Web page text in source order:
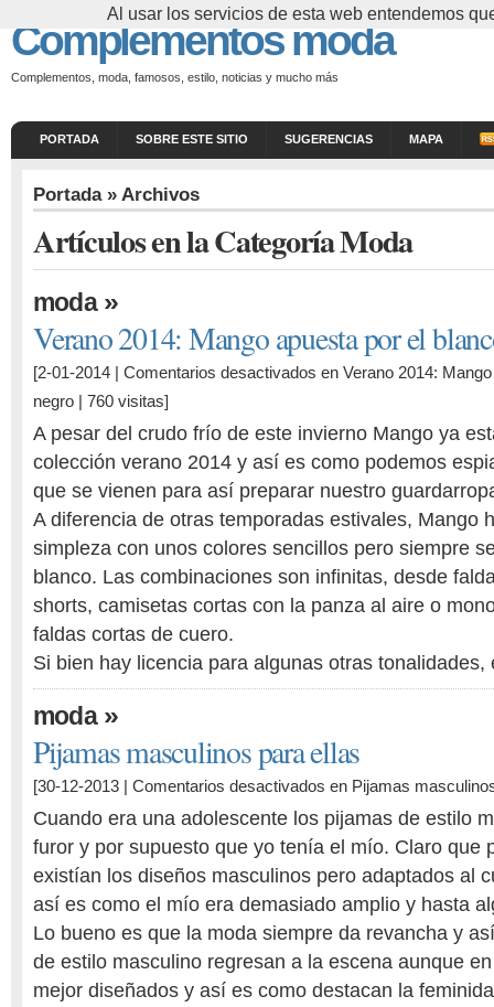
Complementos moda
Complementos, moda, famosos, estilo, noticias y mucho más
PORTADA SOBRE ESTE SITIO SUGERENCIAS MAPA
Portada» Archivos
Artículos en la Categoría Moda
moda»
Verano 2014: Mango apuesta por el
[2-01-2014 | Comentarios desactivados en Verano 2014:
negro | 760 visitas]
A pesar del crudo frío de este invierno Mango ya
colección verano 2014 y así es como podemos
que se vienen para así preparar nuestro
A diferencia de otras temporadas estivales, Mango
simpleza con unos colores sencillos pero siempre
blanco. Las combinaciones son infinitas, desde
shorts, camisetas cortas con la panza al aire o
faldas cortas de cuero.
Si bien hay licencia para algunas otras
moda»
Pijamas masculinos para ellas
[30-12-2013 | Comentarios desactivados en Pijamas
Cuando era una adolescente los pijamas de estilo
furor y por supuesto que yo tenía el mío. Claro que
existían los diseños masculinos pero adaptados al
así es como el mío era demasiado amplio y hasta
Lo bueno es que la moda siempre da revancha y
de estilo masculino regresan a la escena aunque
mejor diseñados y así es como destacan la
Al usar los servicios de esta web entendemos